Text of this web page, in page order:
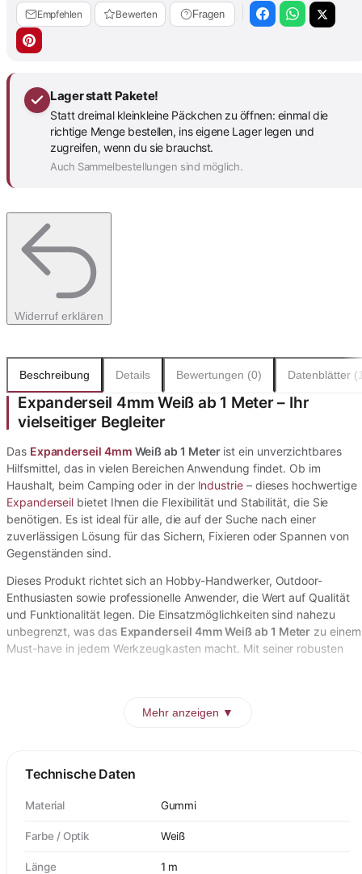
Empfehlen Bewerten Fragen
Lager statt Pakete!
Statt dreimal kleinkleine Päckchen zu öffnen: einmal die
richtige Menge bestellen, ins eigene Lager legen und
zugreifen, wenn du sie brauchst.
Auch Sammelbestellungen sind möglich.
Widerruf erklären
Beschreibung Details Bewertungen (0) Datenblätter
Expanderseil 4mm Weiß ab 1 Meter – Ihr
vielseitiger Begleiter
Das Expanderseil 4mm Weiß ab 1 Meterist ein unverzichtbares
Hilfsmittel, das in vielen Bereichen Anwendung findet. Ob im
Haushalt, beim Camping oder in der Industrie– dieses hochwertige
Expanderseil bietet Ihnen die Flexibilität und Stabilität, die Sie
benötigen. Es ist ideal für alle, die auf der Suche nach einer
zuverlässigen Lösung für das Sichern, Fixieren oder Spannen von
Gegenständen sind.
Dieses Produkt richtet sich an Hobby-Handwerker, Outdoor-
Enthusiasten sowie professionelle Anwender, die Wert auf Qualität
und Funktionalität legen. Die Einsatzmöglichkeiten sind nahezu
unbegrenzt, was das Expanderseil 4mm Weiß ab 1 Meter zu einem
Must-have in jedem Werkzeugkasten macht. Mit seiner robusten
Mehr anzeigen ▼
Technische Daten
Material Gummi
Farbe / Optik Weiß
Länge 1 m